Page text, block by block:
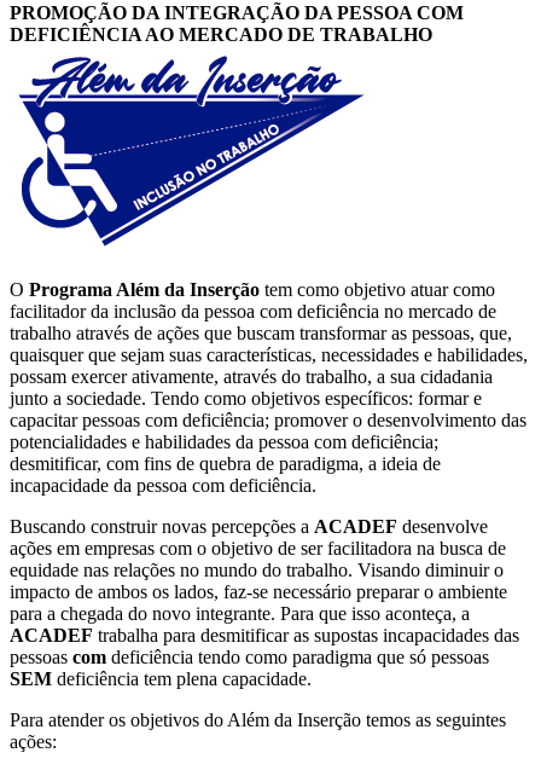
PROMOÇÃO DA INTEGRAÇÃO DA PESSOA COM
DEFICIÊNCIA AO MERCADO DE TRABALHO
O Programa Além da Inserção tem como objetivo atuar como
facilitador da inclusão da pessoa com deficiência no mercado de
trabalho através de ações que buscam transformar as pessoas, que,
quaisquer que sejam suas características, necessidades e habilidades,
possam exercer ativamente, através do trabalho, a sua cidadania
junto a sociedade. Tendo como objetivos específicos: formar e
capacitar pessoas com deficiência; promover o desenvolvimento das
potencialidades e habilidades da pessoa com deficiência;
desmitificar, com fins de quebra de paradigma, a ideia de
incapacidade da pessoa com deficiência.
Buscando construir novas percepções a ACADEF desenvolve
ações em empresas com o objetivo de ser facilitadora na busca de
equidade nas relações no mundo do trabalho. Visando diminuir o
impacto de ambos os lados, faz-se necessário preparar o ambiente
para a chegada do novo integrante. Para que isso aconteça, a
ACADEF trabalha para desmitificar as supostas incapacidades das
pessoas com deficiência tendo como paradigma que só pessoas
SEM deficiência tem plena capacidade.
Para atender os objetivos do Além da Inserção temos as seguintes
ações: